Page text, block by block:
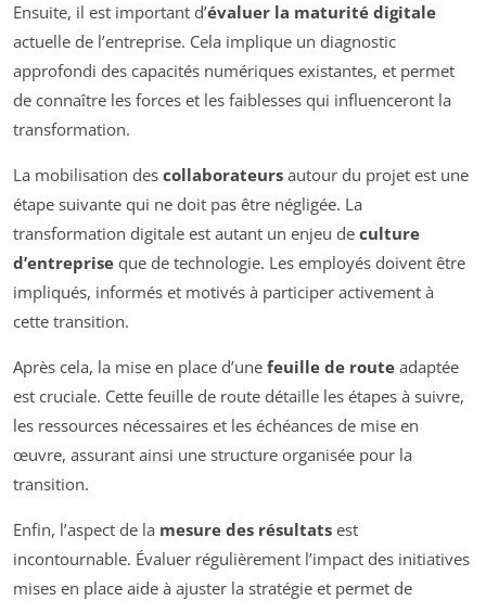
Ensuite, il est important d’évaluer la maturité digitale
actuelle de l’entreprise. Cela implique un diagnostic
approfondi des capacités numériques existantes, et permet
de connaître les forces et les faiblesses qui influenceront la
transformation.
La mobilisation des collaborateurs autour du projet est une
étape suivante qui ne doit pas être négligée. La
transformation digitale est autant un enjeu de culture
d’entreprise que de technologie. Les employés doivent être
impliqués, informés et motivés à participer activement à
cette transition.
Après cela, la mise en place d’une feuille de route adaptée
est cruciale. Cette feuille de route détaille les étapes à suivre,
les ressources nécessaires et les échéances de mise en
œuvre, assurant ainsi une structure organisée pour la
transition.
Enfin, l’aspect de la mesure des résultats est
incontournable. Évaluer régulièrement l’impact des initiatives
mises en place aide à ajuster la stratégie et permet de